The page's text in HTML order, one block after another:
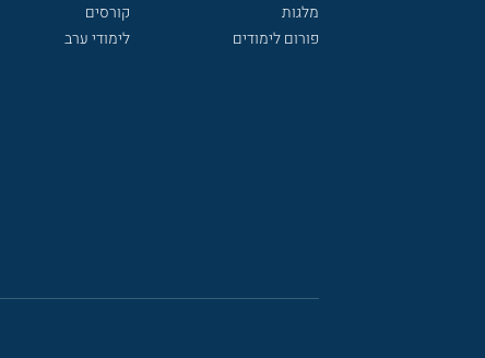
מלגות
פורום לימודים
קורסים
לימודי ערב